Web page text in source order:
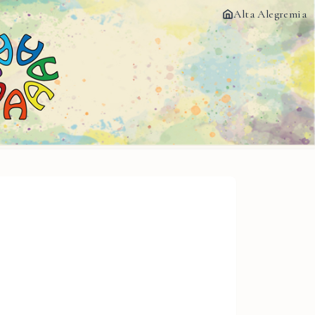
Alta Alegremia